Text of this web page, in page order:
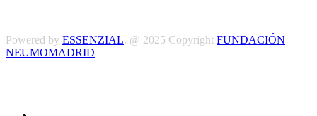
Powered by ESSENZIAL. @ 2025 Copyright FUNDACIÓN
NEUMOMADRID